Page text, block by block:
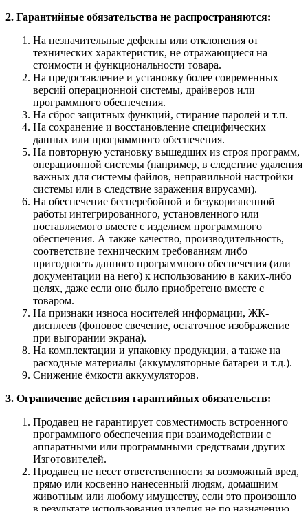
2. Гарантийные обязательства не распространяются:
На незначительные дефекты или отклонения от
технических характеристик, не отражающиеся на
стоимости и функциональности товара.
На предоставление и установку более современных
версий операционной системы, драйверов или
программного обеспечения.
На сброс защитных функций, стирание паролей и т.п.
На сохранение и восстановление специфических
данных или программного обеспечения.
На повторную установку вышедших из строя программ,
операционной системы (например, в следствие удаления
важных для системы файлов, неправильной настройки
системы или в следствие заражения вирусами).
На обеспечение бесперебойной и безукоризненной
работы интегрированного, установленного или
поставляемого вместе с изделием программного
обеспечения. А также качество, производительность,
соответствие техническим требованиям либо
пригодность данного программного обеспечения (или
документации на него) к использованию в каких-либо
целях, даже если оно было приобретено вместе с
товаром.
На признаки износа носителей информации, ЖК-
дисплеев (фоновое свечение, остаточное изображение
при выгорании экрана).
На комплектации и упаковку продукции, а также на
расходные материалы (аккумуляторные батареи и т.д.).
Снижение ёмкости аккумуляторов.
3. Ограничение действия гарантийных обязательств:
Продавец не гарантирует совместимость встроенного
программного обеспечения при взаимодействии с
аппаратными или программными средствами других
Изготовителей.
Продавец не несет ответственности за возможный вред,
прямо или косвенно нанесенный людям, домашним
животным или любому имуществу, если это произошло
в результате использования изделия не по назначению,